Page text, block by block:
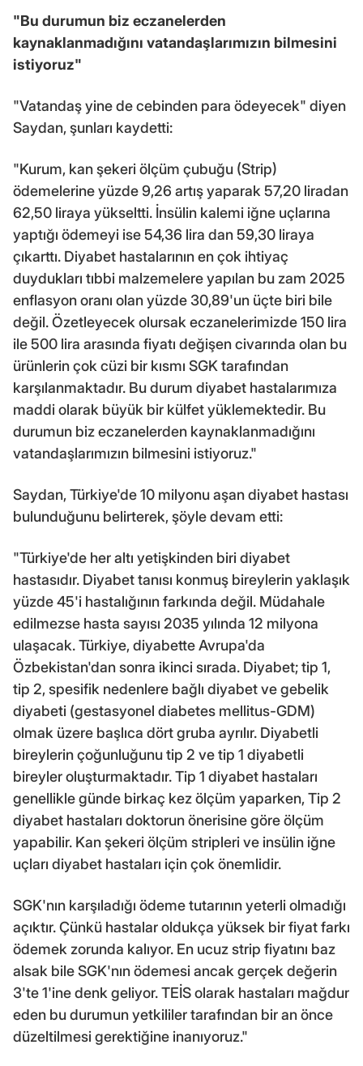
"Bu durumun biz eczanelerden
kaynaklanmadığını vatandaşlarımızın bilmesini
istiyoruz"
"Vatandaş yine de cebinden para ödeyecek" diyen
Saydan, şunları kaydetti:
"Kurum, kan şekeri ölçüm çubuğu (Strip)
ödemelerine yüzde 9,26 artış yaparak 57,20 liradan
62,50 liraya yükseltti. İnsülin kalemi iğne uçlarına
yaptığı ödemeyi ise 54,36 lira dan 59,30 liraya
çıkarttı. Diyabet hastalarının en çok ihtiyaç
duydukları tıbbi malzemelere yapılan bu zam 2025
enflasyon oranı olan yüzde 30,89'un üçte biri bile
değil. Özetleyecek olursak eczanelerimizde 150 lira
ile 500 lira arasında fiyatı değişen civarında olan bu
ürünlerin çok cüzi bir kısmı SGK tarafından
karşılanmaktadır. Bu durum diyabet hastalarımıza
maddi olarak büyük bir külfet yüklemektedir. Bu
durumun biz eczanelerden kaynaklanmadığını
vatandaşlarımızın bilmesini istiyoruz."
Saydan, Türkiye'de 10 milyonu aşan diyabet hastası
bulunduğunu belirterek, şöyle devam etti:
"Türkiye'de her altı yetişkinden biri diyabet
hastasıdır. Diyabet tanısı konmuş bireylerin yaklaşık
yüzde 45'i hastalığının farkında değil. Müdahale
edilmezse hasta sayısı 2035 yılında 12 milyona
ulaşacak. Türkiye, diyabette Avrupa'da
Özbekistan'dan sonra ikinci sırada. Diyabet; tip 1,
tip 2, spesifik nedenlere bağlı diyabet ve gebelik
diyabeti (gestasyonel diabetes mellitus-GDM)
olmak üzere başlıca dört gruba ayrılır. Diyabetli
bireylerin çoğunluğunu tip 2 ve tip 1 diyabetli
bireyler oluşturmaktadır. Tip 1 diyabet hastaları
genellikle günde birkaç kez ölçüm yaparken, Tip 2
diyabet hastaları doktorun önerisine göre ölçüm
yapabilir. Kan şekeri ölçüm stripleri ve insülin iğne
uçları diyabet hastaları için çok önemlidir.
SGK'nın karşıladığı ödeme tutarının yeterli olmadığı
açıktır. Çünkü hastalar oldukça yüksek bir fiyat farkı
ödemek zorunda kalıyor. En ucuz strip fiyatını baz
alsak bile SGK'nın ödemesi ancak gerçek değerin
3'te 1'ine denk geliyor. TEİS olarak hastaları mağdur
eden bu durumun yetkililer tarafından bir an önce
düzeltilmesi gerektiğine inanıyoruz."